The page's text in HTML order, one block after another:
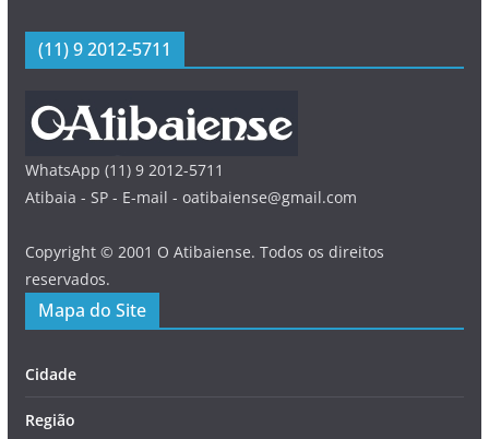
(11) 9 2012-5711
WhatsApp (11) 9 2012-5711
Atibaia - SP - E-mail - oatibaiense@gmail.com
Copyright © 2001 O Atibaiense. Todos os direitos
reservados.
Mapa do Site
Cidade
Região